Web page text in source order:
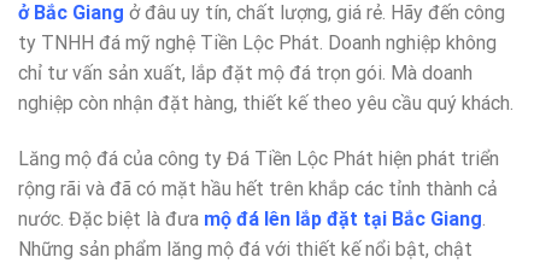
ở Bắc Giang ở đâu uy tín, chất lượng, giá rẻ. Hãy đến công
ty TNHH đá mỹ nghệ Tiền Lộc Phát. Doanh nghiệp không
chỉ tư vấn sản xuất, lắp đặt mộ đá trọn gói. Mà doanh
nghiệp còn nhận đặt hàng, thiết kế theo yêu cầu quý khách.
Lăng mộ đá của công ty Đá Tiền Lộc Phát hiện phát triển
rộng rãi và đã có mặt hầu hết trên khắp các tỉnh thành cả
nước. Đặc biệt là đưa mộ đá lên lắp đặt tại Bắc Giang.
Những sản phẩm lăng mộ đá với thiết kế nổi bật, chật